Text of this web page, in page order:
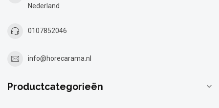
Nederland
0107852046
info@horecarama.nl
Productcategorieën